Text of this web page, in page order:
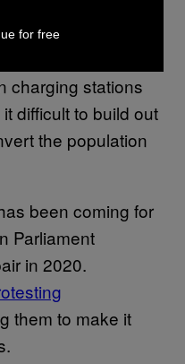
vehicles have
charging stations
difficult to build out
the population
been coming for
Parliament
in 2020.
them to make it
for free